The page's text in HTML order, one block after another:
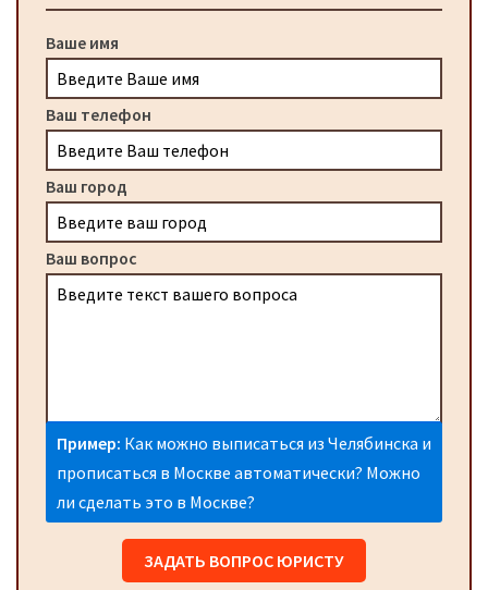
Ваше имя
Ваш телефон
Ваш город
Ваш вопрос
Пример: Как можно выписаться из Челябинска и
прописаться в Москве автоматически? Можно
ли сделать это в Москве?
ЗАДАТЬ ВОПРОС ЮРИСТУ